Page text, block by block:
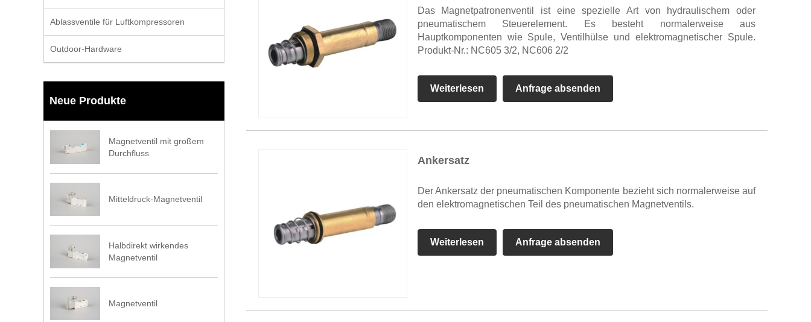
Ablassventile für Luftkompressoren
Outdoor-Hardware
Neue Produkte
Magnetventil mit großem
Durchfluss
Mitteldruck-Magnetventil
Halbdirekt wirkendes
Magnetventil
Magnetventil
Das Magnetpatronenventil ist eine spezielle Art von hydraulischem oder
pneumatischem Steuerelement. Es besteht normalerweise aus
Hauptkomponenten wie Spule, Ventilhülse und elektromagnetischer Spule.
Produkt-Nr.: NC605 3/2, NC606 2/2
Weiterlesen Anfrage absenden
Ankersatz
Der Ankersatz der pneumatischen Komponente bezieht sich normalerweise auf
den elektromagnetischen Teil des pneumatischen Magnetventils.
Weiterlesen Anfrage absenden